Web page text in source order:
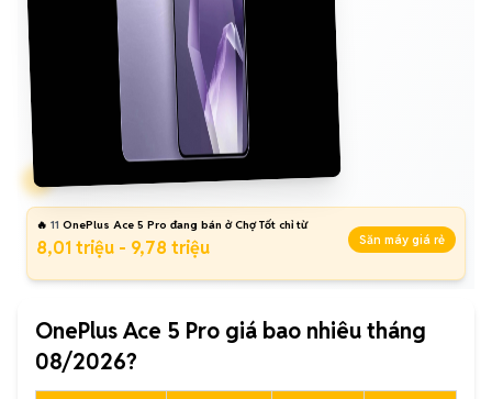
🔥 11 OnePlus Ace 5 Pro đang bán ở Chợ Tốt chỉ từ
8,01 triệu - 9,78 triệu Săn máy giá rẻ
OnePlus Ace 5 Pro giá bao nhiêu tháng
08/2026?